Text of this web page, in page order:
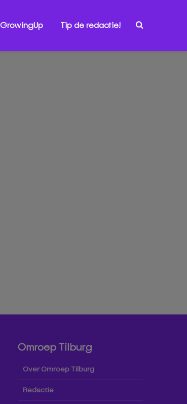
GrowingUp Tip de redactie!
Omroep Tilburg
Over Omroep Tilburg
Redactie